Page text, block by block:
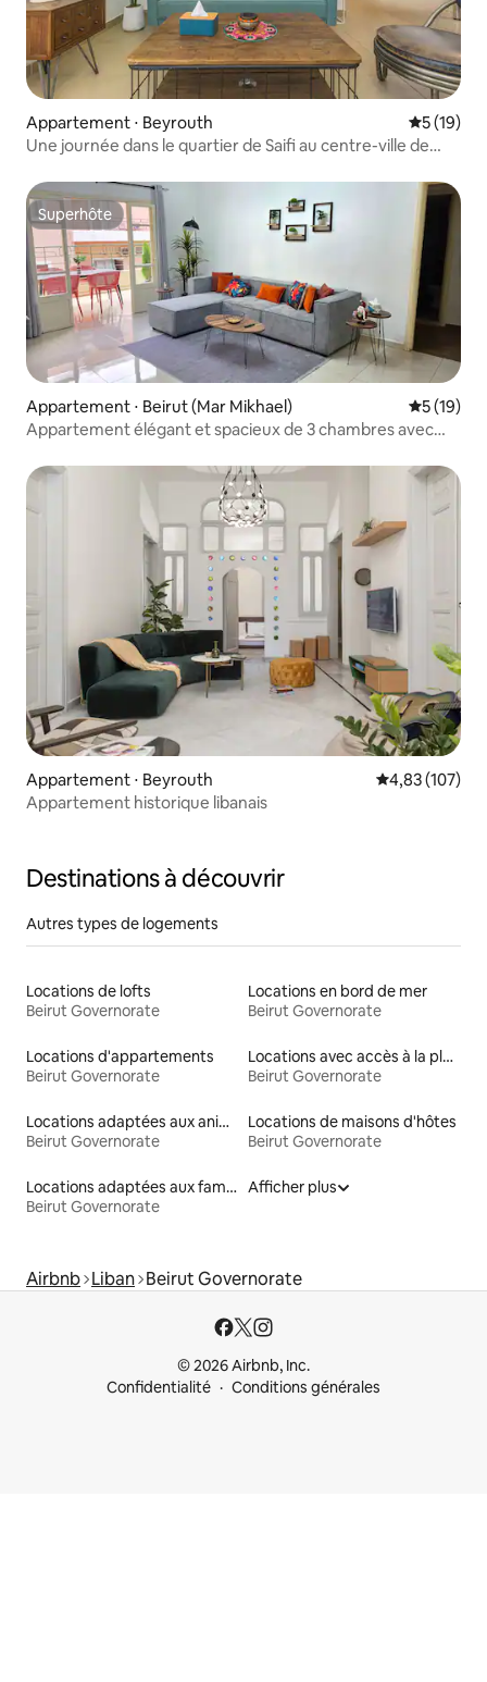
Appartement ⋅ Beyrouth
5 (19)
Une journée dans le quartier de Saifi au centre-ville de
Superhôte
Superhôte
Appartement ⋅ Beirut (Mar Mikhael)
5 (19)
Appartement élégant et spacieux de 3 chambres avec
Appartement ⋅ Beyrouth Évaluation
4,83 (107)
Appartement historique libanais
Destinations à découvrir
Autres types de logements
Locations de lofts
Beirut Governorate
Locations en bord de mer
Beirut Governorate
Locations d'appartements
Beirut Governorate
Locations avec accès à la plage
Beirut Governorate
Locations adaptées aux animaux
Beirut Governorate
Locations de maisons d'hôtes
Beirut Governorate
Locations adaptées aux familles
Beirut Governorate
Afficher plus
Airbnb Liban Beirut Governorate
© 2026 Airbnb, Inc.
Confidentialité
Conditions générales